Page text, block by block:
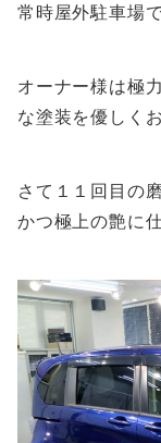
常時屋外駐車場
オーナー様は極
な塗装を優しく
さて１１回目の
かつ極上の艶に